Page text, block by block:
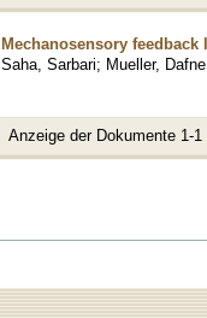
Mechanosensory
Saha, Sarbari; Mueller, Dafne
Anzeige der Dokumente 1-1